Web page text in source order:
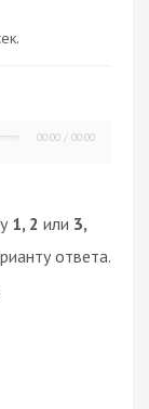
00:00 / 00:00
1, 2 или 3,
ответа.